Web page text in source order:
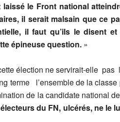
laissé le Front national
il serait malsain que ce
il faut qu’ils le disent
épineuse question. »
élection ne servirait-elle
terme l’ensemble de la
de la candidate national
du FN, ulcérés, ne le